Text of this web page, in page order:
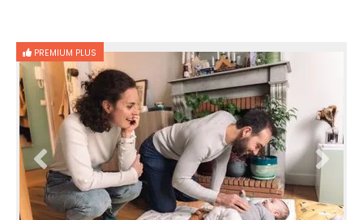
PREMIUM PLUS